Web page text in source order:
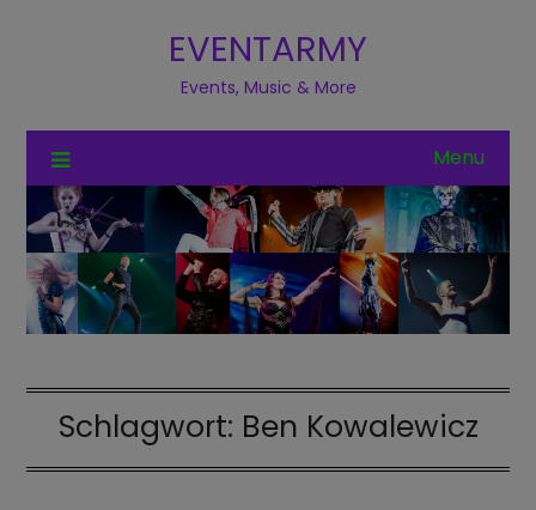
EVENTARMY
Events, Music & More
Menu
Schlagwort: Ben Kowalewicz